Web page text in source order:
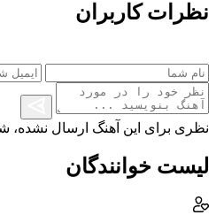
نظرات کاربران
نظری برای این آهنگ ارسال نشده،
لیست خوانندگان